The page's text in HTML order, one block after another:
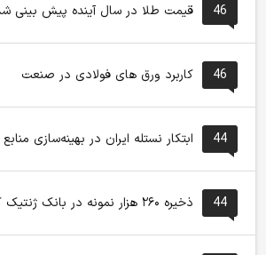
46 قیمت طلا در سال آینده پیش بینی
46 کاربرد ورق های فولادی در صنعت
44 ابتکار نستله ایران در بهینه‌سازی
44 ذخیره ۲۶۰ هزار نمونه در بانک ژنتیک کشور